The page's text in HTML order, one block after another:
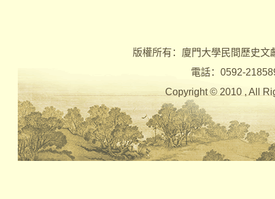
版權所有：廈門大學民間歷史
電話：0592-
Copyright © 2010 , All